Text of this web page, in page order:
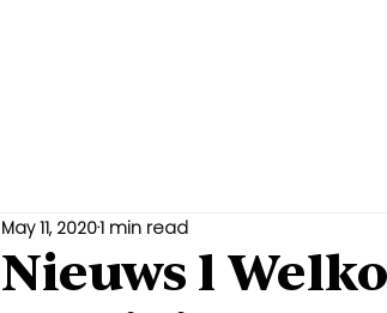
Nieuws l
May 11, 20201 min read